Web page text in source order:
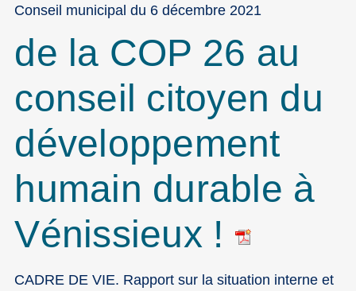
Conseil municipal du 6 décembre 2021
de la COP 26 au
conseil citoyen du
développement
humain durable à
Vénissieux !
CADRE DE VIE. Rapport sur la situation interne et